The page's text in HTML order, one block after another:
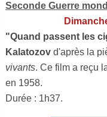
Seconde Guerre
"Quand passent les
Kalatozovd'après la
vivants. Ce film a reçu
en 1958.
Durée : 1h37.